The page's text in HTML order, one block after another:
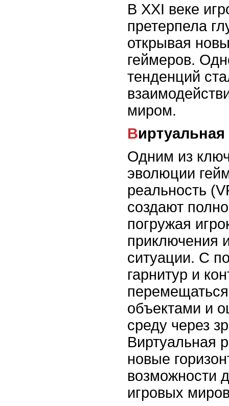
В XXI веке
претерпела
открывая
геймеров.
тенденций
миром.
Одним из
эволюции
реальность
создают
погружая
приключения
ситуации. С
гарнитур и
объектами и
среду через
Виртуальная
новые
возможности
игровых